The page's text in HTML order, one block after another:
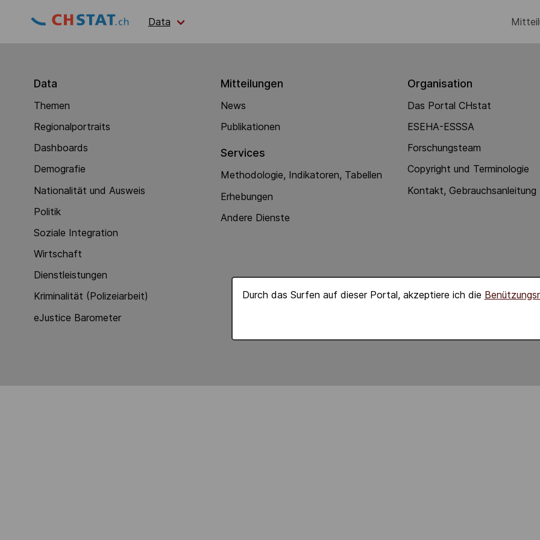
Data
Durch das Surfen auf dieser Portal, akzeptiere ich die
Data
Themen
Regionalportraits
Dashboards
Demografie
Nationalität und Ausweis
Politik
Soziale Integration
Wirtschaft
Dienstleistungen
Kriminalität (Polizeiarbeit)
eJustice Barometer
Mitteilungen
News
Publikationen
Services
Methodologie, Indikatoren, Tabellen
Erhebungen
Andere Dienste
Organisation
Das Portal CHstat
ESEHA-ESSSA
Forschungsteam
Copyright und Terminologie
Kontakt, Gebrauchsanleitung